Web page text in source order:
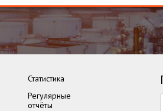
Статистика
Регулярные
отчёты